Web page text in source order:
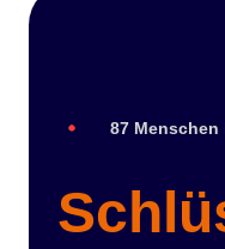
87